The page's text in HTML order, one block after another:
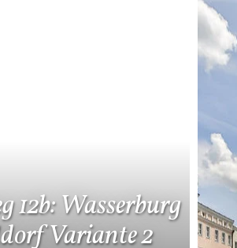
12b: Wasserburg
Variante 2